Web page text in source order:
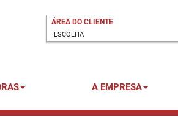
ÁREA DO CLIENTE
A EMPRESA